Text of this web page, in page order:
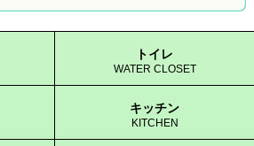
トイレ
WATER CLOSET
キッチン
KITCHEN